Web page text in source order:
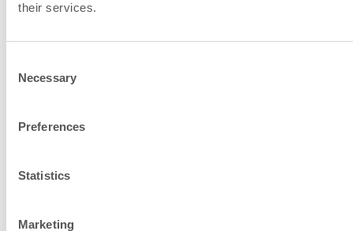
their services.
Selection
Necessary
Preferences
Statistics
Marketing
und
Informationen